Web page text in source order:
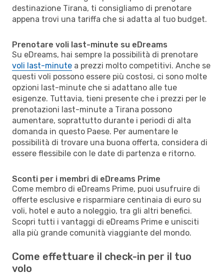
destinazione Tirana, ti consigliamo di prenotare
appena trovi una tariffa che si adatta al tuo budget.
Prenotare voli last-minute su eDreams
Su eDreams, hai sempre la possibilità di prenotare
voli last-minute a prezzi molto competitivi. Anche se
questi voli possono essere più costosi, ci sono molte
opzioni last-minute che si adattano alle tue
esigenze. Tuttavia, tieni presente che i prezzi per le
prenotazioni last-minute a Tirana possono
aumentare, soprattutto durante i periodi di alta
domanda in questo Paese. Per aumentare le
possibilità di trovare una buona offerta, considera di
essere flessibile con le date di partenza e ritorno.
Sconti per i membri di eDreams Prime
Come membro di eDreams Prime, puoi usufruire di
offerte esclusive e risparmiare centinaia di euro su
voli, hotel e auto a noleggio, tra gli altri benefici.
Scopri tutti i vantaggi di eDreams Prime e unisciti
alla più grande comunità viaggiante del mondo.
Come effettuare il check-in per il tuo
volo